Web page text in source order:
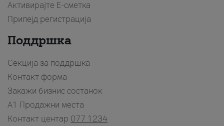
Активирајте Е-сметка
Припејд регистрација
Поддршка
Секција за поддршка
Контакт форма
Закажи бизнис состанок
A1 Продажни места
Контакт центар 077 1234